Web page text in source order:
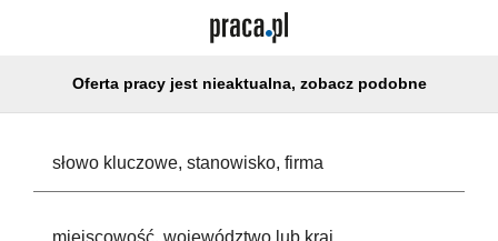
Oferta pracy jest nieaktualna, zobacz podobne